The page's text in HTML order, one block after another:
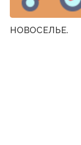
НОВОСЕЛЬЕ.